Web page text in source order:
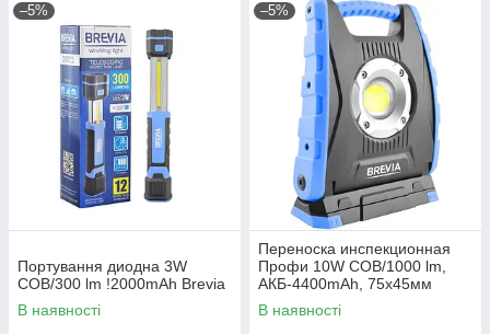
–5%
Портування диодна 3W
COB/300 lm !2000mAh Brevia
В наявності
–5%
Переноска инспекционная
Профи 10W COB/1000 lm,
АКБ-4400mAh, 75x45мм
Brevia №11410
В наявності